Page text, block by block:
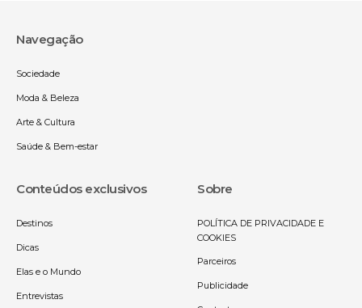
Navegação
Sociedade
Moda & Beleza
Arte & Cultura
Saúde & Bem-estar
Conteúdos exclusivos
Destinos
Dicas
Elas e o Mundo
Entrevistas
Sobre
POLÍTICA DE PRIVACIDADE E
COOKIES
Parceiros
Publicidade